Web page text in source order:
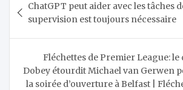
de
l’article
ChatGPT peut aider avec les tâches
supervision est toujours nécessaire
Fléchettes de Premier League:
Dobey étourdit Michael van Gerwen
la soirée d’ouverture à Belfast |